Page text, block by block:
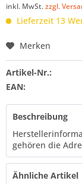
inkl. MwSt.zzgl.
Lieferzeit 13
Merken
Artikel-Nr.:
EAN:
Beschreibung
gehören die
Ähnliche Artikel